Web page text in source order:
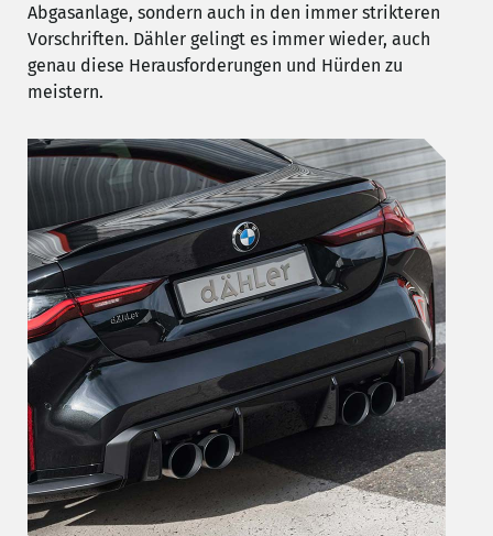
Abgasanlage, sondern auch in den immer strikteren
Vorschriften. Dähler gelingt es immer wieder, auch
genau diese Herausforderungen und Hürden zu
meistern.